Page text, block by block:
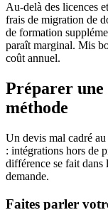
Au-delà des licences
frais de migration de
de formation
paraît marginal. Mis
coût annuel.
Préparer une
méthode
Un devis mal cadré
: intégrations hors de
différence se fait
demande.
Faites parler